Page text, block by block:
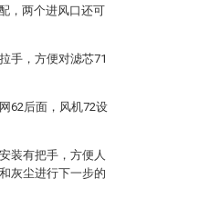
，两个进风口还可
手，方便对滤芯71
62后面，风机72设
装有把手，方便人
灰尘进行下一步的